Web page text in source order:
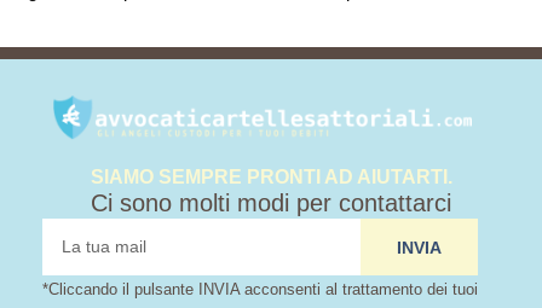
SIAMO SEMPRE PRONTI AD AIUTARTI.
Ci sono molti modi per contattarci
INVIA
*Cliccando il pulsante INVIA acconsenti al trattamento dei tuoi